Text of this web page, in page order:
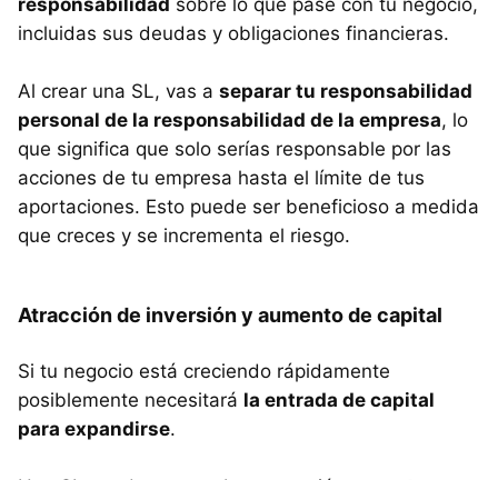
incluidas sus deudas y obligaciones financieras.
Al crear una SL, vas a separar tu responsabilidad
personal de la responsabilidad de la empresa, lo
que significa que solo serías responsable por las
acciones de tu empresa hasta el límite de tus
aportaciones. Esto puede ser beneficioso a medida
que creces y se incrementa el riesgo.
Atracción de inversión y aumento de capital
Si tu negocio está creciendo rápidamente
posiblemente necesitará la entrada de capital
para expandirse.